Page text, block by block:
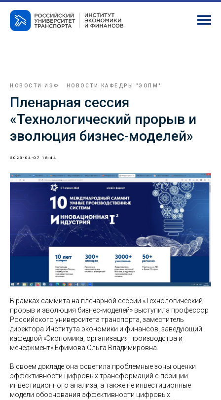
НОВОСТИ ИЭФ НОВОСТИ КАФЕДРЫ "ЭОПМ"
Пленарная сессия
«Технологический прорыв и
эволюция бизнес-моделей»
2023-04-07 18:44
В рамках саммита на пленарной сессии «Технологический
прорыв и эволюция бизнес-моделей» выступила профессор
Российского университета транспорта, заместитель
директора Института экономики и финансов, заведующий
кафедрой «Экономика, организация производства и
менеджмент» Ефимова Ольга Владимировна.
В своем докладе она осветила проблемные зоны оценки
эффективности цифровых трансформаций с позиции
инвестиционного анализа, а также не инвестиционные
модели обоснования эффективности цифровых